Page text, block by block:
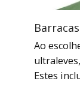
Ao
Estes